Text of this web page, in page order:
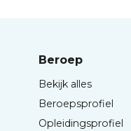
Beroep
Bekijk alles
Beroepsprofiel
Opleidingsprofiel